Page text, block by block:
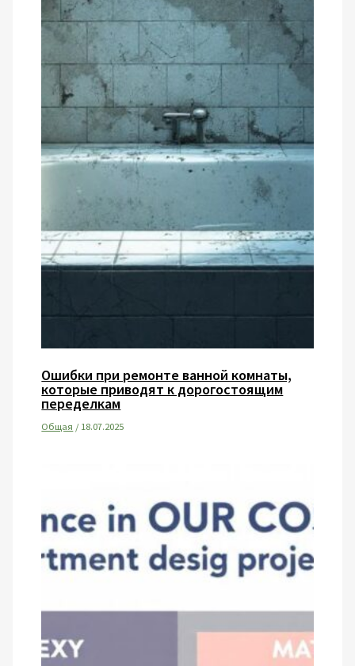
Ошибки при ремонте ванной комнаты,
которые приводят к дорогостоящим
переделкам
Общая /18.07.2025